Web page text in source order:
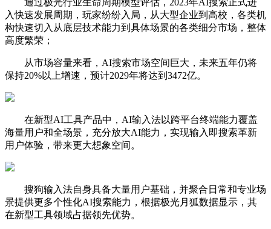
通过极光行业生命周期模型评估，2023年AI搜索正式进
入快速发展周期，玩家纷纷入局，从大型企业到高校，各类机
构快速切入从底层技术能力到具体场景的各类细分市场，整体
高度繁荣；
从市场容量来看，AI搜索市场空间巨大，未来五年仍将
保持20%以上增速，预计2029年将达到3472亿。
在新型AI工具产品中，AI输入法以跨平台终端能力覆盖
海量用户和全场景，充分放大AI能力，实现输入即搜索革新
用户体验，带来更大想象空间。
搜狗输入法自身具备大量用户基础，并聚合日常和专业场
景提供更多个性化AI搜索能力，根据极光月狐数据显示，其
在新型工具领域占据领先优势。